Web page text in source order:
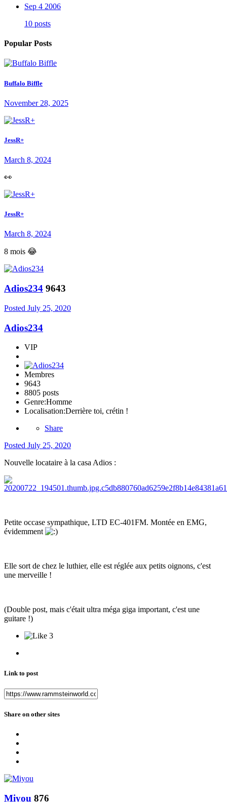
Sep 4 2006
10 posts
Popular Posts
Buffalo Biffle
November 28, 2025
JessR+
March 8, 2024
👀
JessR+
March 8, 2024
8 mois 😂
Adios234 9643
Posted July 25, 2020
Adios234
VIP
Membres
9643
8805 posts
Genre:Homme
Localisation:Derrière toi, crétin !
Share
Posted July 25, 2020
Nouvelle locataire à la casa Adios :
Petite occase sympathique, LTD EC-401FM. Montée en EMG,
évidemment
Elle sort de chez le luthier, elle est réglée aux petits oignons, c'est
une merveille !
(Double post, mais c'était ultra méga giga important, c'est une
guitare !)
3
Link to post
Share on other sites
Miyou 876